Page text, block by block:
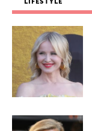
LIFESTYLE